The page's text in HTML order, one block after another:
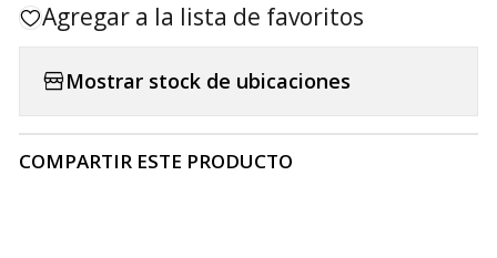
Agregar a la lista de favoritos
Mostrar stock de ubicaciones
COMPARTIR ESTE PRODUCTO